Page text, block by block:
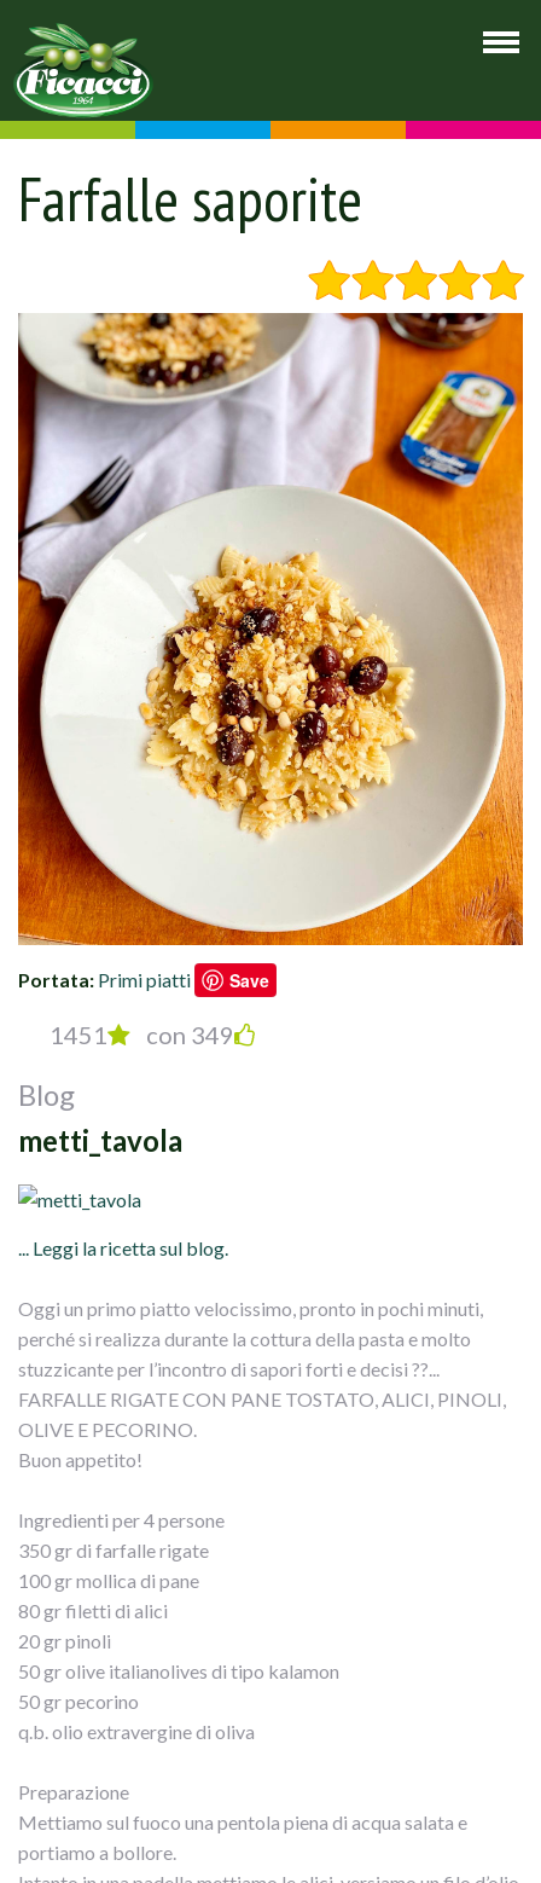
Farfalle saporite
Portata: Primi piatti Save
1451 con 349
Blog
metti_tavola
... Leggi la ricetta sul blog.
Oggi un primo piatto velocissimo, pronto in pochi minuti,
perché si realizza durante la cottura della pasta e molto
stuzzicante per l’incontro di sapori forti e decisi ??...
FARFALLE RIGATE CON PANE TOSTATO, ALICI, PINOLI,
OLIVE E PECORINO.
Buon appetito!
Ingredienti per 4 persone
350 gr di farfalle rigate
100 gr mollica di pane
80 gr filetti di alici
20 gr pinoli
50 gr olive italianolives di tipo kalamon
50 gr pecorino
q.b. olio extravergine di oliva
Preparazione
Mettiamo sul fuoco una pentola piena di acqua salata e
portiamo a bollore.